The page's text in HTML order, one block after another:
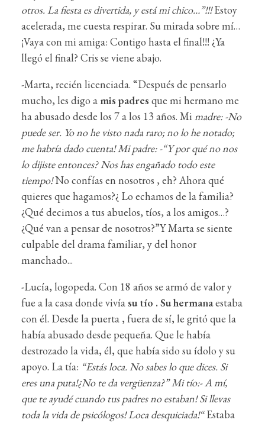
otros. La fiesta es divertida, y está mi chico…”!!!Estoy
acelerada, me cuesta respirar. Su mirada sobre mí…
¡Vaya con mi amiga: Contigo hasta el final!!! ¿Ya
llegó el final? Cris se viene abajo.
-Marta, recién licenciada. “Después de pensarlo
mucho, les digo a mis padres que mi hermano me
ha abusado desde los 7 a los 13 años. Mi madre: -No
puede ser. Yo no he visto nada raro; no lo he notado;
me habría dado cuenta! Mi padre: -“Y por qué no nos
lo dijiste entonces? Nos has engañado todo este
tiempo!No confías en nosotros , eh? Ahora qué
quieres que hagamos?¿ Lo echamos de la familia?
¿Qué decimos a tus abuelos, tíos, a los amigos…?
¿Qué van a pensar de nosotros?”Y Marta se siente
culpable del drama familiar, y del honor
manchado...
-Lucía, logopeda. Con 18 años se armó de valor y
fue a la casa donde vivíasu tío . Su hermanaestaba
con él. Desde la puerta , fuera de sí, le gritó que la
había abusado desde pequeña. Que le había
destrozado la vida, él, que había sido su ídolo y su
apoyo. La tía: “Estás loca. No sabes lo que dices. Si
eres una puta!¿No te da vergüenza?” Mi tío:- A mí,
que te ayudé cuando tus padres no estaban! Si llevas
toda la vida de psicólogos! Loca desquiciada!“Estaba